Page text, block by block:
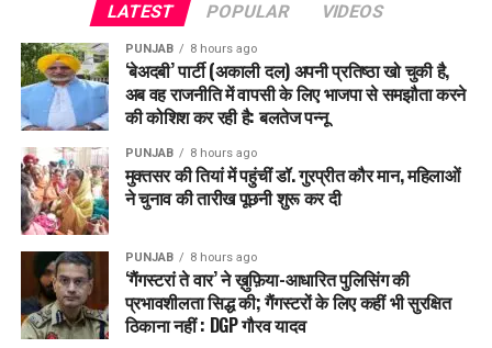
LATEST POPULAR VIDEOS
PUNJAB 8 hours ago
‘बेअदबी’ पार्टी (अकाली दल) अपनी प्रतिष्ठा खो चुकी है,
अब वह राजनीति में वापसी के लिए भाजपा से समझौता करने
की कोशिश कर रही है: बलतेज पन्नू
PUNJAB 8 hours ago
मुक्तसर की तियां में पहुंचीं डॉ. गुरप्रीत कौर मान, महिलाओं
ने चुनाव की तारीख पूछनी शुरू कर दी
PUNJAB 8 hours ago
‘गैंगस्टरां ते वार’ ने ख़ुफ़िया-आधारित पुलिसिंग की
प्रभावशीलता सिद्ध की; गैंगस्टरों के लिए कहीं भी सुरक्षित
ठिकाना नहीं : DGP गौरव यादव